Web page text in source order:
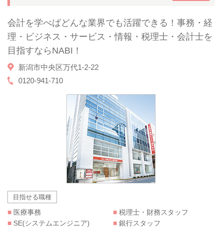
会計を学べばどんな業界でも活躍できる！事務・経
理・ビジネス・サービス・情報・税理士・会計士を
目指すならNABI！
新潟市中央区万代1-2-22
0120-941-710
目指せる職種
■ 医療事務
■ SE(システムエンジニア)
■ 税理士・財務スタッフ
■ 銀行スタッフ